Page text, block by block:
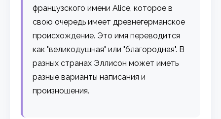
французского имени Alice, которое в
свою очередь имеет древнегерманское
происхождение. Это имя переводится
как "великодушная" или "благородная". В
разных странах Эллисон может иметь
разные варианты написания и
произношения.